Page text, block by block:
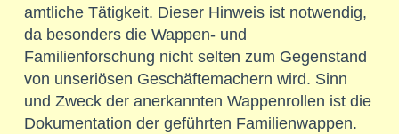
amtliche Tätigkeit. Dieser Hinweis ist notwendig,
da besonders die Wappen- und
Familienforschung nicht selten zum Gegenstand
von unseriösen Geschäftemachern wird. Sinn
und Zweck der anerkannten Wappenrollen ist die
Dokumentation der geführten Familienwappen.